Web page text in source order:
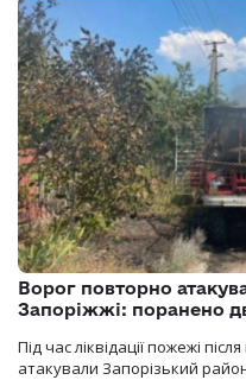
Ворог повторно
Запоріжжі: поранено
Під час ліквідації пожежі
атакували Запорізький